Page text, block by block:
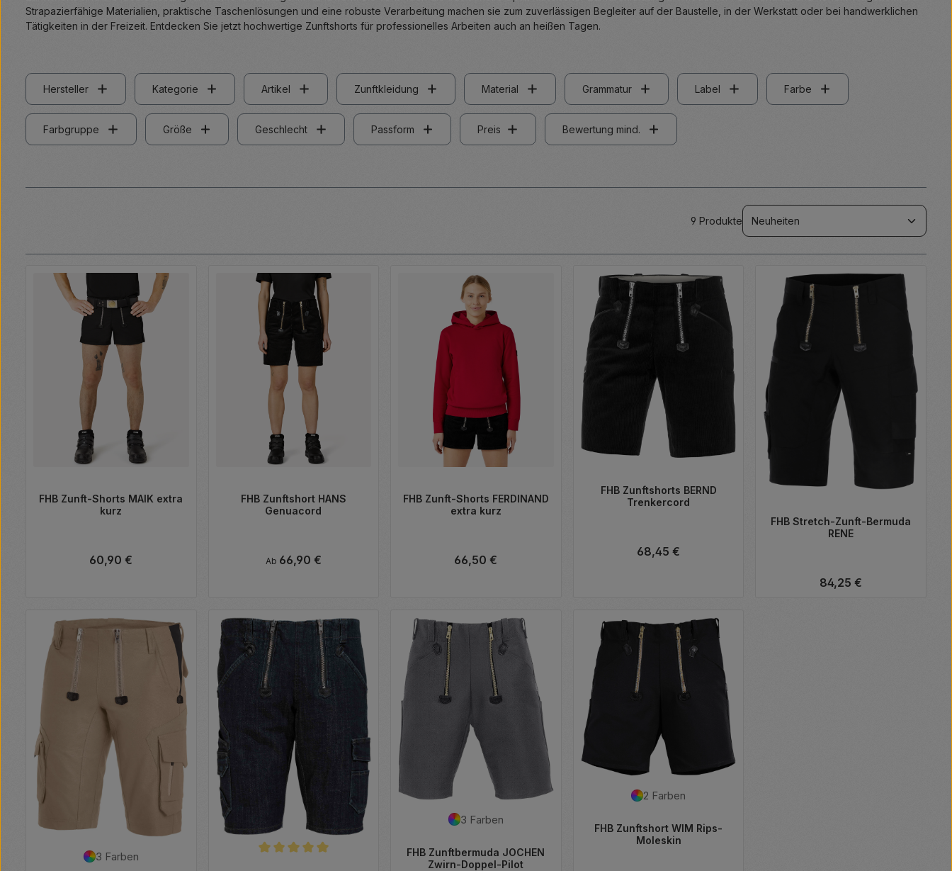
Strapazierfähige Materialien, praktische Taschenlösungen und eine robuste Verarbeitung machen sie zum zuverlässigen Begleiter auf der Baustelle, in der Werkstatt oder bei handwerklichen
Tätigkeiten in der Freizeit. Entdecken Sie jetzt hochwertige Zunftshorts für professionelles Arbeiten auch an heißen Tagen.
Hersteller Kategorie Artikel Zunftkleidung Material Grammatur Label Farbe
Farbgruppe Größe Geschlecht Passform Preis Bewertung mind.
9 Produkte
FHB Zunft-Shorts MAIK extra
kurz
Regulärer Preis:
60,90 €
FHB Zunftshort HANS
Genuacord
Regulärer Preis:
Ab 66,90 €
FHB Zunft-Shorts FERDINAND
extra kurz
Regulärer Preis:
66,50 €
FHB Zunftshorts BERND
Trenkercord
Regulärer Preis:
68,45 €
FHB Stretch-Zunft-Bermuda
RENE
Regulärer Preis:
84,25 €
3 Farben
Durchschnittliche Bewertung von 5 von 5 Sternen
3 Farben
FHB Zunftbermuda JOCHEN
Zwirn-Doppel-Pilot
2 Farben
FHB Zunftshort WIM Rips-
Moleskin